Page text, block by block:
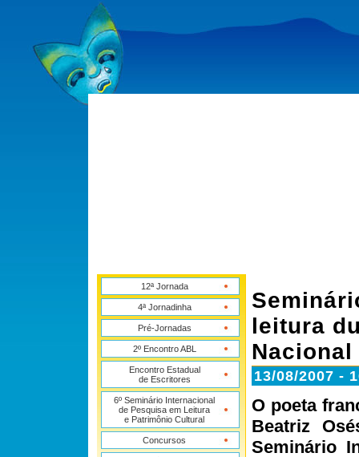
12ª Jornada
4ª Jornadinha
Pré-Jornadas
2º Encontro ABL
Encontro Estadual
de Escritores
6º Seminário Internacional
de Pesquisa em Leitura
e Patrimônio Cultural
Concursos
leitura
13/08/2007 -
O poeta
Beatriz
Seminário